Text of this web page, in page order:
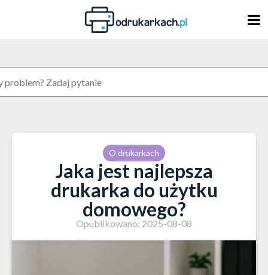
O drukarkach
Jaka jest najlepsza
drukarka do użytku
domowego?
Opublikowano: 2025-08-08